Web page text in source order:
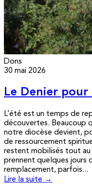
Dons
30 mai 2026
Le Denier pour
L’été est un temps de
découvertes. Beaucoup
notre diocèse devient,
de ressourcement
restent mobilisés tout au
prennent quelques jours
remplacement, parfois...
Lire la suite →